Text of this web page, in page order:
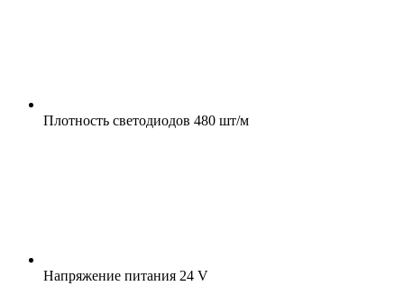
Плотность светодиодов 480 шт/м
Напряжение питания 24 V